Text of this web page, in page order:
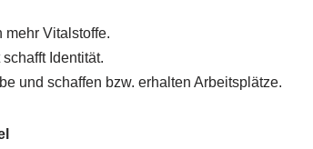
mehr Vitalstoffe.
Identität.
und schaffen bzw. erhalten Arbeitsplätze.